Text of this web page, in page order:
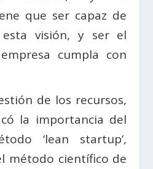
que ser capaz de
esta visión, y ser el
cumpla con
de los recursos,
la importancia del
‘lean startup’,
método científico de